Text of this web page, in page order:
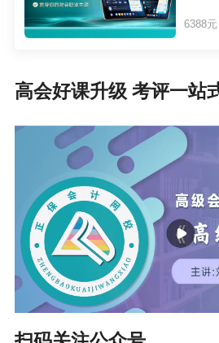
计网（http://kjw.shaanxi.gov.cn/kjw/
识大赛”专栏注册答题。
由省财政厅组织，各市赛区由各市
1.省直赛区预赛报名。省直赛区参
属企事业单位，会计师事务所（含
业单位。报名方式为单位组队报名
每个单位根据所属会计人员规模，
名参赛，每支代表队由4名选手（3
手）组成；每个参赛单位设领队1
6388元
高会好课升级 考评一站